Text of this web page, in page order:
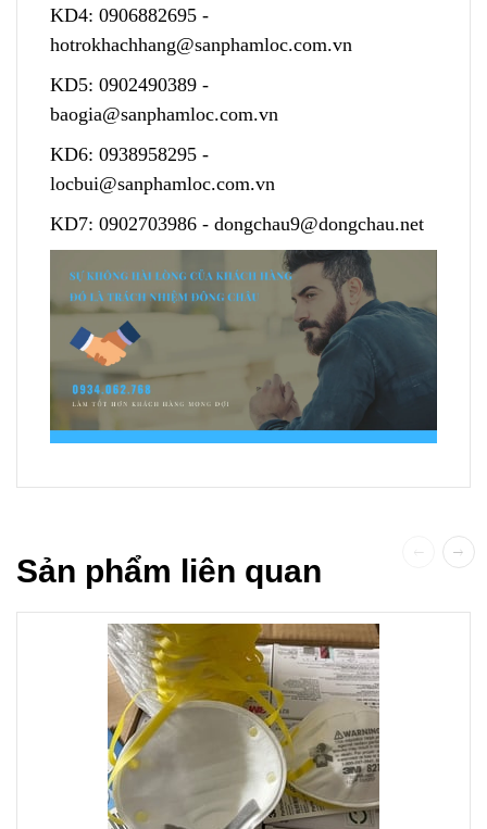
KD4: 0906882695 -
hotrokhachhang@sanphamloc.com.vn
KD5: 0902490389 -
baogia@sanphamloc.com.vn
KD6: 0938958295 -
locbui@sanphamloc.com.vn
KD7: 0902703986 - dongchau9@dongchau.net
Sản phẩm liên quan